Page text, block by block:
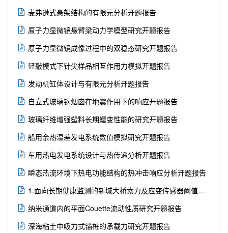
 麦弗逊式悬架结构的有限元分析开题报告
 原子力显微镜悬臂梁动力学模型研究开题报告
 原子力显微镜成像过程中的双稳态研究开题报告
 轻敲模式下针尖样品相互作用力模拟开题报告
 发动机缸体设计与有限元分析开题报告
 自立式玻璃钢烟囱在地震作用下的响应开题报告
 玻璃纤维增强塑料长期蠕变性能的研究开题报告
 船用余热温差发电系统数值模拟研究开题报告
 车用热电发电系统设计与热传递分析开题报告
 瞬态热流环境下热电功能结构的热冲击响应分析开题报告
 1.面向长期健康监测的新城大桥索力及应变传感器阈值分析开题报告
 纳米通道内的平面Couette流动性质研究开题报告
 深海粘土中吸力式锚桩的承载力研究开题报告